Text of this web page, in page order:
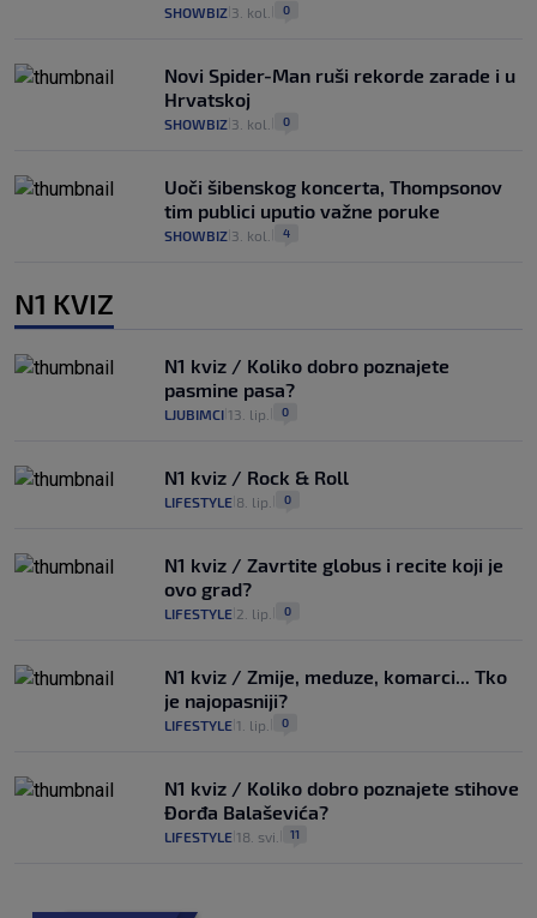
SHOWBIZ 3. kol. 0
Novi Spider-Man ruši rekorde zarade i u
Hrvatskoj
SHOWBIZ 3. kol. 0
Uoči šibenskog koncerta, Thompsonov
tim publici uputio važne poruke
SHOWBIZ 3. kol. 4
N1 KVIZ
N1 kviz / Koliko dobro poznajete
pasmine pasa?
LJUBIMCI 13. lip. 0
N1 kviz / Rock & Roll
LIFESTYLE 8. lip. 0
N1 kviz / Zavrtite globus i recite koji je
ovo grad?
LIFESTYLE 2. lip. 0
N1 kviz / Zmije, meduze, komarci... Tko
je najopasniji?
LIFESTYLE 1. lip. 0
N1 kviz / Koliko dobro poznajete stihove
Đorđa Balaševića?
LIFESTYLE 18. svi. 11